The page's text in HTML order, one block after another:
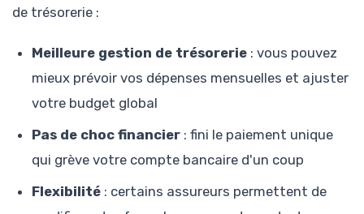
de trésorerie :
Meilleure gestion de trésorerie : vous pouvez
mieux prévoir vos dépenses mensuelles et ajuster
votre budget global
Pas de choc financier : fini le paiement unique
qui grève votre compte bancaire d'un coup
Flexibilité : certains assureurs permettent de